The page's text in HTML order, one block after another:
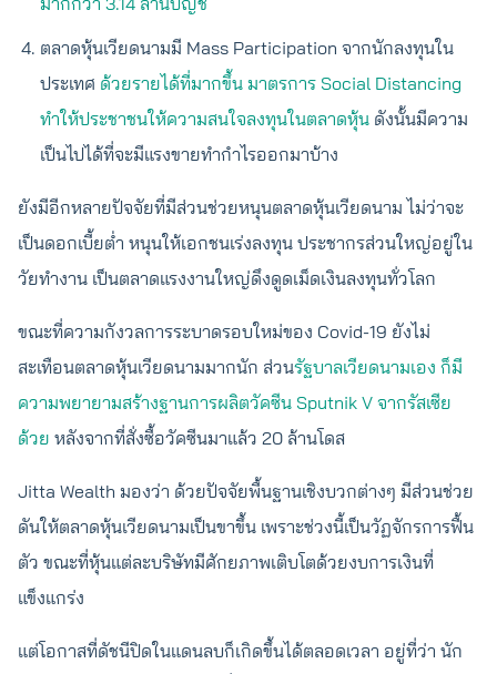
ตลาดหุ้นเวียดนามมี Mass Participation จากนักลงทุนใน
ประเทศ ด้วยรายได้ที่มากขึ้น มาตรการ Social Distancing
ทำให้ประชาชนให้ความสนใจลงทุนในตลาดหุ้น ดังนั้นมีความ
เป็นไปได้ที่จะมีแรงขายทำกำไรออกมาบ้าง
ยังมีอีกหลายปัจจัยที่มีส่วนช่วยหนุนตลาดหุ้นเวียดนาม ไม่ว่าจะ
เป็นดอกเบี้ยต่ำ หนุนให้เอกชนเร่งลงทุน ประชากรส่วนใหญ่อยู่ใน
วัยทำงาน เป็นตลาดแรงงานใหญ่ดึงดูดเม็ดเงินลงทุนทั่วโลก
ขณะที่ความกังวลการระบาดรอบใหม่ของ Covid-19 ยังไม่
สะเทือนตลาดหุ้นเวียดนามมากนัก ส่วนรัฐบาลเวียดนามเอง ก็มี
ความพยายามสร้างฐานการผลิตวัคซีน Sputnik V จากรัสเซีย
ด้วย หลังจากที่สั่งซื้อวัคซีนมาแล้ว 20 ล้านโดส
Jitta Wealth มองว่า ด้วยปัจจัยพื้นฐานเชิงบวกต่างๆ มีส่วนช่วย
ดันให้ตลาดหุ้นเวียดนามเป็นขาขึ้น เพราะช่วงนี้เป็นวัฏจักรการฟื้น
ตัว ขณะที่หุ้นแต่ละบริษัทมีศักยภาพเติบโตด้วยงบการเงินที่
แข็งแกร่ง
แต่โอกาสที่ดัชนีปิดในแดนลบก็เกิดขึ้นได้ตลอดเวลา อยู่ที่ว่า นัก